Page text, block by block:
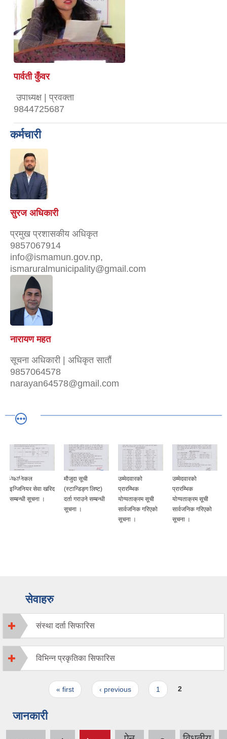
पार्वती कुँवर
उपाध्यक्ष | प्रवक्ता
9844725687
कर्मचारी
सुरज अधिकारी
प्रमुख प्रशासकीय अधिकृत
9857067914
info@ismamun.gov.np,
ismaruralmunicipality@gmail.com
नारायण महत
सूचना अधिकारी | अधिकृत सातौं
9857064578
narayan64578@gmail.com
मेकानिकल
इन्जिनियर सेवा खरिद
सम्बन्धी सूचना ।
मौजुदा सूची
(स्टान्डिङ्ग लिष्ट)
दर्ता गराउने सम्बन्धी
सूचना ।
उम्मेदवारको
प्रारम्भिक
योग्यताक्रम सूची
सार्वजनिक गरिएको
सूचना ।
उम्मेदवारको
प्रारम्भिक
योग्यताक्रम सूची
सार्वजनिक गरिएको
सूचना ।
सेवाहरु
संस्था दर्ता सिफारिस
विभिन्न प्रकृतिका सिफारिस
« first ‹ previous 1 2
जानकारी